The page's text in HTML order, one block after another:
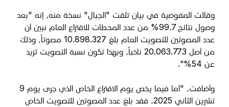
وقالت المفوضية في بيان تلقت "الجبال" نسخة منه، إنه "بعد
وصول نتائج 99.7% من عدد المحطات للاقتراع العام نبين أن
عدد المصوتين للتصويت العام بلغ 10.898.327 مصوتاً، وذلك
من أصل 20.063.773 ناخباً، وبهذا تكون نسبة التصويت تزيد
عن 54%".
وأضافت، "أما فيما يخص يوم الاقتراع الخاص الذي جرى يوم 9
تشرين الثاني 2025، فقد بلغ عدد المصوتين للتصويت الخاص